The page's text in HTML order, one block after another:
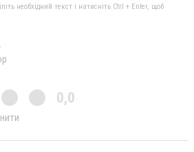
необхідний текст і натисніть Ctrl + Enter, щоб
0,0